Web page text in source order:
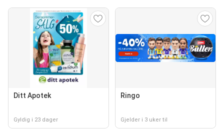
Ditt Apotek
Gyldig i 23 dager
Ringo
Gjelder i 3 uker til